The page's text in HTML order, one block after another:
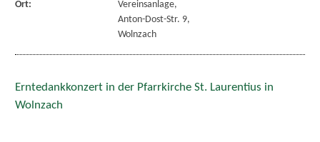
Ort:
Vereinsanlage,
Anton-Dost-Str. 9,
Wolnzach
Erntedankkonzert in der Pfarrkirche St. Laurentius in
Wolnzach